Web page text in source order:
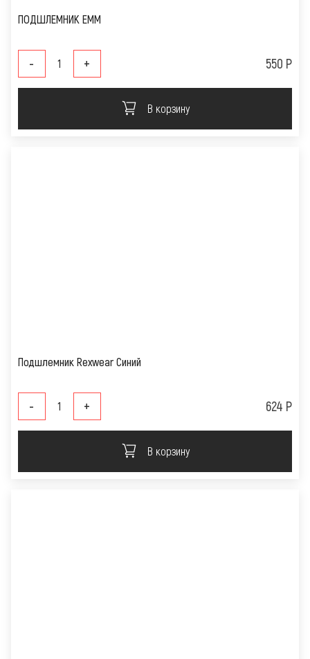
ПОДШЛЕМНИК EMM
- + 550 Р
В корзину
Подшлемник Rexwear Синий
- + 624 Р
В корзину